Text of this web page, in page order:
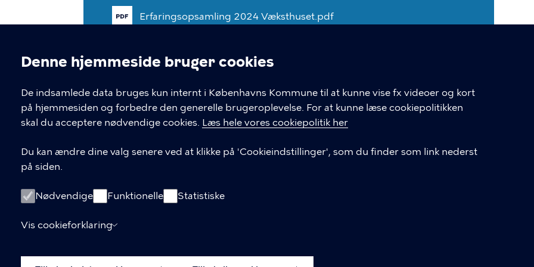
Cookieindstillinger
Denne hjemmeside bruger cookies
De indsamlede data bruges kun internt i Københavns Kommune til at kunne vise fx videoer og kort
på hjemmesiden og forbedre den generelle brugeroplevelse. For at kunne læse cookiepolitikken
skal du acceptere nødvendige cookies. Læs hele vores cookiepolitik her
Du kan ændre dine valg senere ved at klikke på 'Cookieindstillinger', som du finder som link nederst
på siden.
Nødvendige Funktionelle Statistiske
Vis cookieforklaring
Erfaringsopsamling 2024 Væksthuset.pdf
Kontakt Beskæftigelses-, Integrations- og
Erhvervsforvaltningen